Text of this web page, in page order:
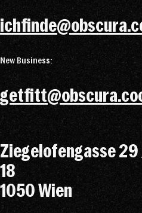
New Business:
Ziegelofengasse
18
1050 Wien